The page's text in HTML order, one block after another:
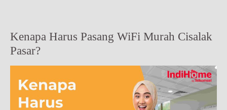
Kenapa Harus Pasang WiFi Murah Cisalak
Pasar?